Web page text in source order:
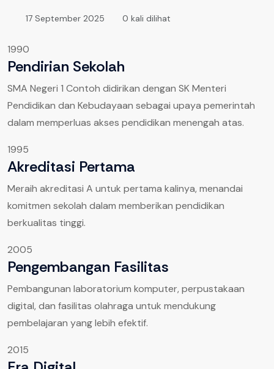
17 September 2025 0 kali dilihat
1990
Pendirian Sekolah
SMA Negeri 1 Contoh didirikan dengan SK Menteri
Pendidikan dan Kebudayaan sebagai upaya pemerintah
dalam memperluas akses pendidikan menengah atas.
1995
Akreditasi Pertama
Meraih akreditasi A untuk pertama kalinya, menandai
komitmen sekolah dalam memberikan pendidikan
berkualitas tinggi.
2005
Pengembangan Fasilitas
Pembangunan laboratorium komputer, perpustakaan
digital, dan fasilitas olahraga untuk mendukung
pembelajaran yang lebih efektif.
2015